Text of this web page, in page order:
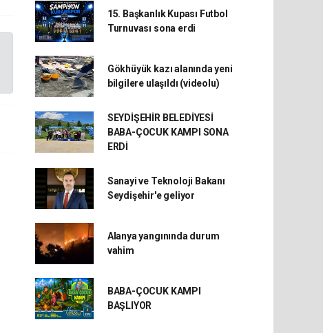
15. Başkanlık Kupası Futbol
Turnuvası sona erdi
Gökhüyük kazı alanında yeni
bilgilere ulaşıldı (videolu)
SEYDİŞEHİR BELEDİYESİ
BABA-ÇOCUK KAMPI SONA
ERDİ
Sanayi ve Teknoloji Bakanı
Seydişehir'e geliyor
Alanya yangınında durum
vahim
BABA-ÇOCUK KAMPI
BAŞLIYOR